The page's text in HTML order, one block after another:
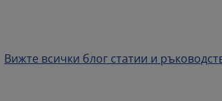
Вижте всички блог статии и